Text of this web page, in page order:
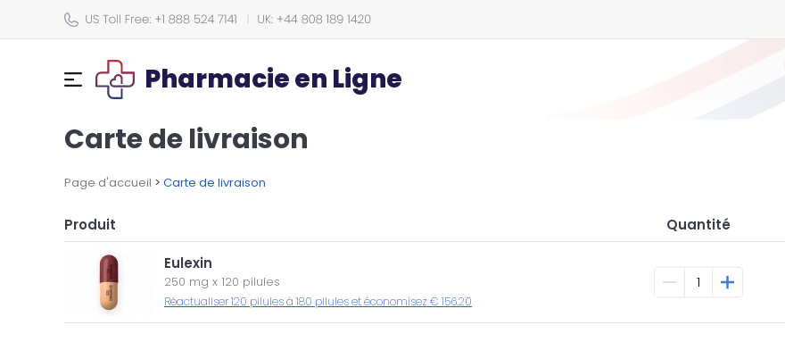
Pharmacie en Ligne
Carte de livraison
Page d'accueil > Carte de livraison
Produit Quantité
Eulexin
250 mg x 120 pilules
Réactualiser 120 pilules à 180 pilules et économisez € 156.20